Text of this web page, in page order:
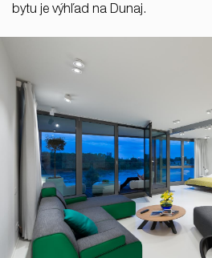
bytu je výhľad na Dunaj.